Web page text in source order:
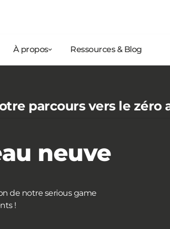
À propos Ressources & Blog
parcours vers le zéro
neuve
de notre serious game
!